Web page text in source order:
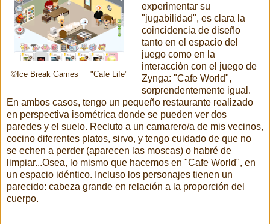
©Ice Break Games "Cafe Life"
experimentar su
"jugabilidad", es clara la
coincidencia de diseño
tanto en el espacio del
juego como en la
interacción con el juego de
Zynga: "Cafe World",
sorprendentemente igual.
En ambos casos, tengo un pequeño restaurante realizado
en perspectiva isométrica donde se pueden ver dos
paredes y el suelo. Recluto a un camarero/a de mis vecinos,
cocino diferentes platos, sirvo, y tengo cuidado de que no
se echen a perder (aparecen las moscas) o habré de
limpiar...Osea, lo mismo que hacemos en "Cafe World", en
un espacio idéntico. Incluso los personajes tienen un
parecido: cabeza grande en relación a la proporción del
cuerpo.